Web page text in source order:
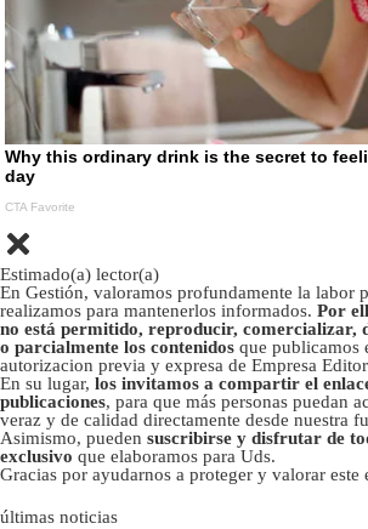
Estimado(a) lector(a)
En Gestión, valoramos profundamente la labor
realizamos para mantenerlos informados. Por
no está permitido, reproducir, comercializar,
o parcialmente los contenidos que publicamos
autorizacion previa y expresa de Empresa
En su lugar, los invitamos a compartir el
publicaciones, para que más personas puedan
veraz y de calidad directamente desde nuestra
Asimismo, pueden suscribirse y disfrutar de
exclusivo que elaboramos para Uds.
Gracias por ayudarnos a proteger y valorar este
últimas noticias